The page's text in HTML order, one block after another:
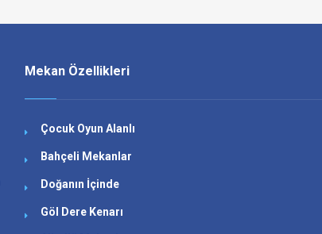
Mekan Özellikleri
Çocuk Oyun Alanlı
Bahçeli Mekanlar
Doğanın İçinde
Göl Dere Kenarı